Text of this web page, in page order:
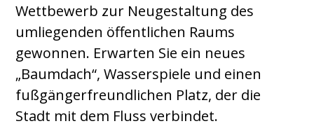
Wettbewerb zur Neugestaltung des
umliegenden öffentlichen Raums
gewonnen. Erwarten Sie ein neues
„Baumdach“, Wasserspiele und einen
fußgängerfreundlichen Platz, der die
Stadt mit dem Fluss verbindet.